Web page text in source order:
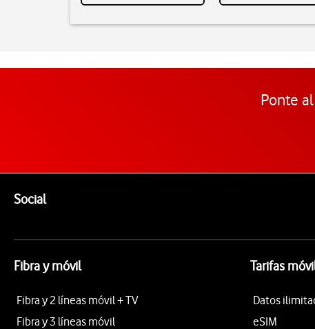
Ponte
SocialEnlaces a las redes sociales de Vodafone
Fibra y móvil
Fibra y 2 líneas móvil + TV
Fibra y 3 líneas móvil
Tarifas
Datos
eSIM